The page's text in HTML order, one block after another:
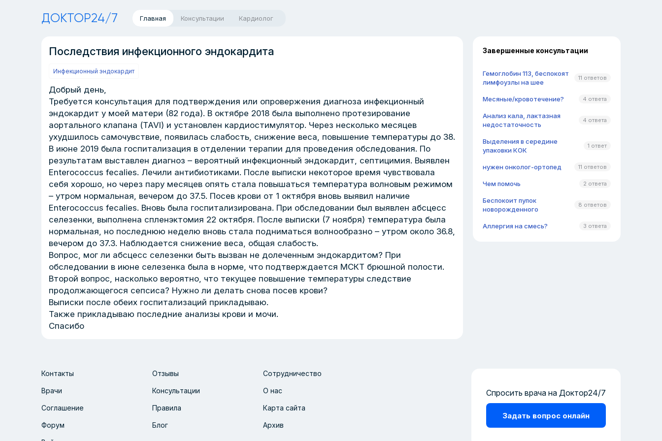
ДОКТОР24/7 Главная Консультации Кардиолог
Последствия инфекционного эндокардита
Инфекционный эндокардит
Добрый день,
Требуется консультация для подтверждения или опровержения диагноза инфекционный
эндокардит у моей матери (82 года). В октябре 2018 была выполнено протезирование
аортального клапана (TAVI) и установлен кардиостимулятор. Через несколько месяцев
ухудшилось самочувствие, появилась слабость, снижение веса, повышение температуры до 38.
В июне 2019 была госпитализация в отделении терапии для проведения обследования. По
результатам выставлен диагноз – вероятный инфекционный эндокардит, септицимия. Выявлен
Enterococcus fecalies. Лечили антибиотиками. После выписки некоторое время чувствовала
себя хорошо, но через пару месяцев опять стала повышаться температура волновым режимом
– утром нормальная, вечером до 37.5. Посев крови от 1 октября вновь выявил наличие
Enterococcus fecalies. Вновь была госпитализирована. При обследовании был выявлен абсцесс
селезенки, выполнена спленэктомия 22 октября. После выписки (7 ноября) температура была
нормальная, но последнюю неделю вновь стала подниматься волнообразно – утром около 36.8,
вечером до 37.3. Наблюдается снижение веса, общая слабость.
Вопрос, мог ли абсцесс селезенки быть вызван не долеченным эндокардитом? При
обследовании в июне селезенка была в норме, что подтверждается МСКТ брюшной полости.
Второй вопрос, насколько вероятно, что текущее повышение температуры следствие
продолжающегося сепсиса? Нужно ли делать снова посев крови?
Выписки после обеих госпитализаций прикладываю.
Также прикладываю последние анализы крови и мочи.
Спасибо
Завершенные консультации
Гемоглобин 113, беспокоят
лимфоузлы на шее
11 ответов
Месяные/кровотечение? 4 ответа
Анализ кала, лактазная
недостаточность
4 ответа
Выделения в середине
упаковки КОК
1 ответ
нужен онколог-ортопед 11 ответов
Чем помочь 2 ответа
Беспокоит пупок
новорожденного
8 ответов
Аллергия на смесь? 3 ответа
Контакты Отзывы Сотрудничество
Врачи Консультации О нас
Соглашение Правила Карта сайта
Форум Блог Архив
Спросить врача на Доктор24/7
Задать вопрос онлайн